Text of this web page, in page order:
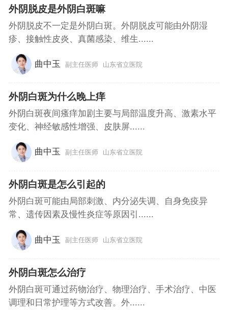
外阴脱皮是外阴白斑嘛
外阴脱皮不一定是外阴白斑。外阴脱皮可能由外阴湿
疹、接触性皮炎、真菌感染、维生......
曲中玉 副主任医师 山东省立医院
外阴白斑为什么晚上痒
外阴白斑夜间瘙痒加剧主要与局部温度升高、激素水平
变化、神经敏感性增强、皮肤屏......
曲中玉 副主任医师 山东省立医院
外阴白斑是怎么引起的
外阴白斑可能由局部刺激、内分泌失调、自身免疫异
常、遗传因素及慢性炎症等原因引......
曲中玉 副主任医师 山东省立医院
外阴白斑怎么治疗
外阴白斑可通过药物治疗、物理治疗、手术治疗、中医
调理和日常护理等方式改善。外......